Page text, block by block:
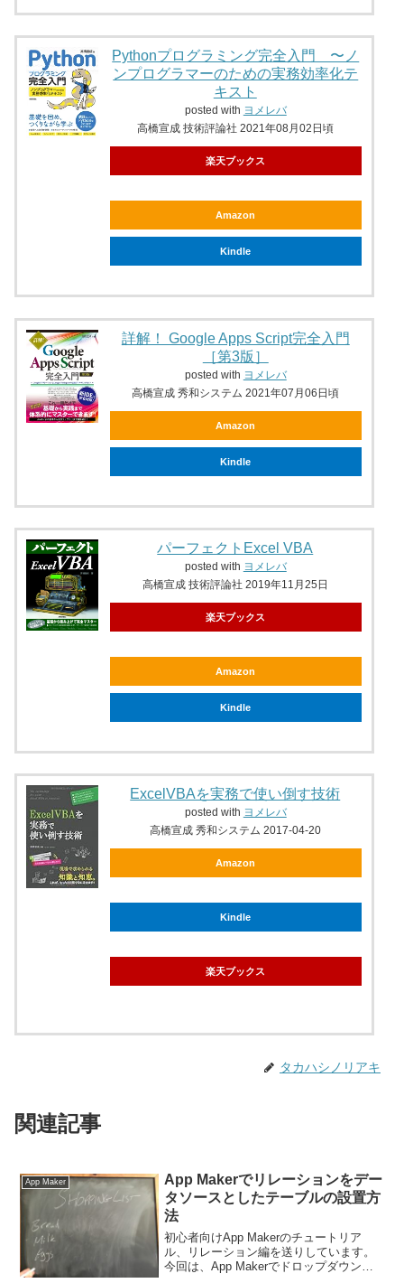
Pythonプログラミング完全入門 〜ノ
ンプログラマーのための実務効率化テ
キスト
posted with ヨメレバ
高橋宣成 技術評論社 2021年08月02日頃
楽天ブックス
Amazon
Kindle
詳解！ Google Apps Script完全入門
［第3版］
posted with ヨメレバ
高橋宣成 秀和システム 2021年07月06日頃
Amazon
Kindle
パーフェクトExcel VBA
posted with ヨメレバ
高橋宣成 技術評論社 2019年11月25日
楽天ブックス
Amazon
Kindle
ExcelVBAを実務で使い倒す技術
posted with ヨメレバ
高橋宣成 秀和システム 2017-04-20
Amazon
Kindle
楽天ブックス
タカハシノリアキ
関連記事
App Maker
App Makerでリレーションをデー
タソースとしたテーブルの設置方
法
初心者向けApp Makerのチュートリア
ル、リレーション編を送りしています。
今回は、App Makerでドロップダウンリ